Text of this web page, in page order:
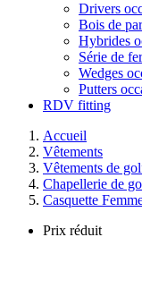
Drivers
Bois de
Hybrides
Série de
Wedges
Putters
RDV fitting
Accueil
Vêtements
Vêtements de
Chapellerie de
Casquette
Prix réduit